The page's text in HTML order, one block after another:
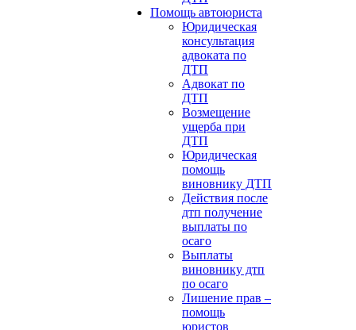
Помощь автоюриста
Юридическая
консультация
адвоката по
ДТП
Адвокат по
ДТП
Возмещение
ущерба при
ДТП
Юридическая
помощь
виновнику ДТП
Действия после
дтп получение
выплаты по
осаго
Выплаты
виновнику дтп
по осаго
Лишение прав –
помощь
юристов